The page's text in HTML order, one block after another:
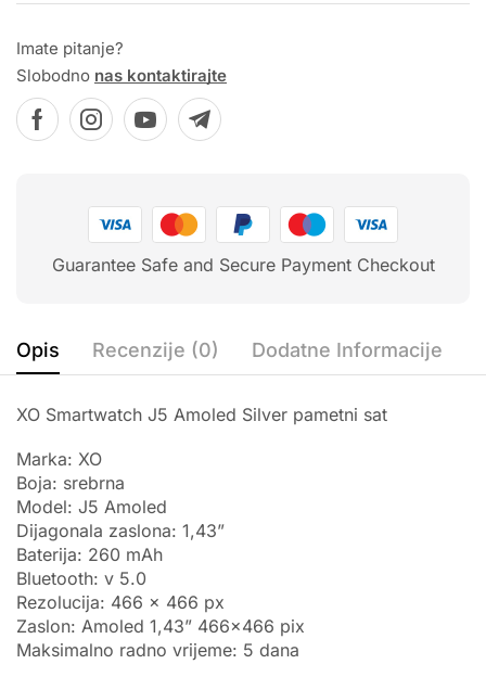
Imate pitanje?
Slobodno nas kontaktirajte
Guarantee Safe and Secure Payment Checkout
Opis Recenzije (0) Dodatne Informacije
XO Smartwatch J5 Amoled Silver pametni sat
Marka: XO
Boja: srebrna
Model: J5 Amoled
Dijagonala zaslona: 1,43”
Baterija: 260 mAh
Bluetooth: v 5.0
Rezolucija: 466 x 466 px
Zaslon: Amoled 1,43” 466×466 pix
Maksimalno radno vrijeme: 5 dana